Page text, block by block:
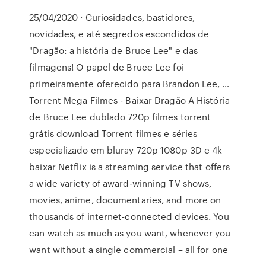
25/04/2020 · Curiosidades, bastidores,
novidades, e até segredos escondidos de
"Dragão: a história de Bruce Lee" e das
filmagens! O papel de Bruce Lee foi
primeiramente oferecido para Brandon Lee, …
Torrent Mega Filmes - Baixar Dragão A História
de Bruce Lee dublado 720p filmes torrent
grátis download Torrent filmes e séries
especializado em bluray 720p 1080p 3D e 4k
baixar Netflix is a streaming service that offers
a wide variety of award-winning TV shows,
movies, anime, documentaries, and more on
thousands of internet-connected devices. You
can watch as much as you want, whenever you
want without a single commercial – all for one